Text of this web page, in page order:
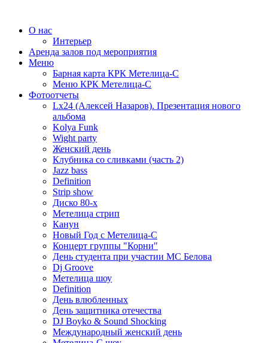
О нас
Интерьер
Аренда залов под мероприятия
Меню
Барная карта КРК Метелица-С
Меню КРК Метелица-С
Фотоотчеты
Lx24 (Алексей Назаров). Презентация нового
альбома
Kolya Funk
Wight party
Женский день
Клубника со сливками (часть 2)
Jazz bass
Definition
Strip show
Диско 80-х
Метелица стрип
Канун
Новый Год с Метелица-С
Концерт группы "Корни"
День студента при участии МС Белова
Dj Groove
Метелица шоу
Definition
День влюбленных
День защитника отечества
DJ Boyko & Sound Shocking
Международный женский день